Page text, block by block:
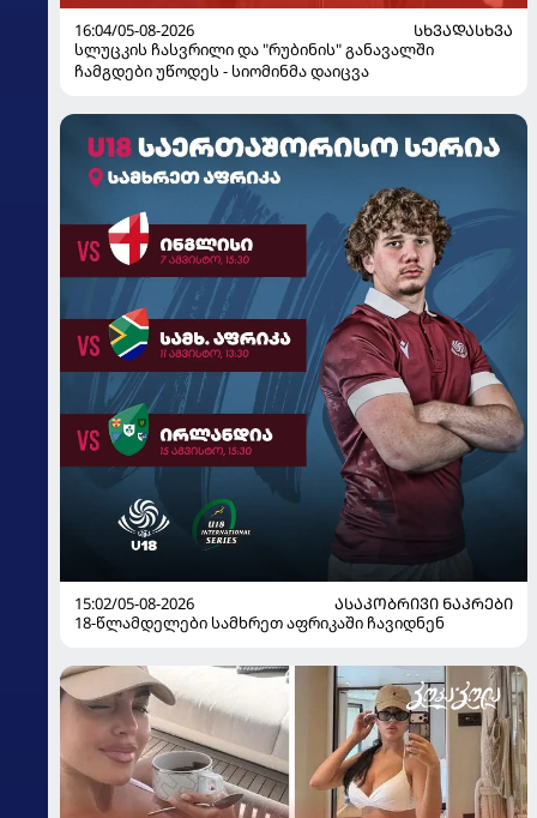
16:04/05-08-2026
ᲡᲮᲕᲐᲓᲐᲡᲮᲕᲐ
სლუცკის ჩასვრილი და "რუბინის" განავალში
ჩამგდები უწოდეს - სიომინმა დაიცვა
15:02/05-08-2026
ᲐᲡᲐᲙᲝᲑᲠᲘᲕᲘ ᲜᲐᲙᲠᲔᲑᲘ
18-წლამდელები სამხრეთ აფრიკაში ჩავიდნენ